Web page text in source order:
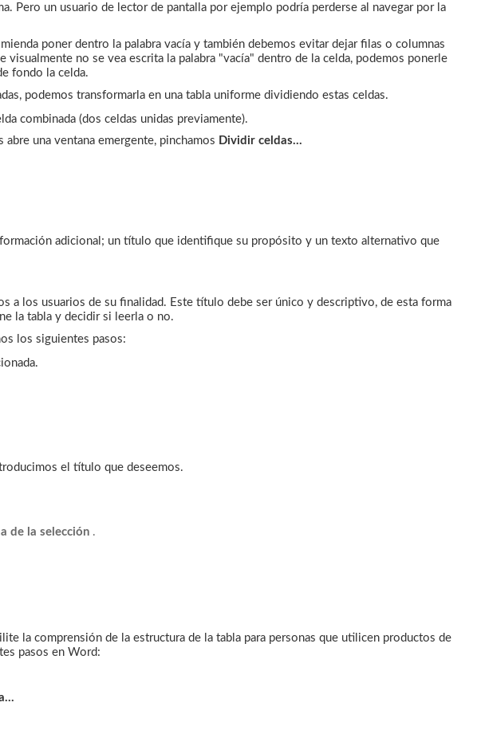
Pero un usuario de lector de pantalla por ejemplo podría perderse al navegar por la
poner dentro la palabra vacía y también debemos evitar dejar filas o columnas
visualmente no se vea escrita la palabra "vacía" dentro de la celda, podemos ponerle
fondo la celda.
podemos transformarla en una tabla uniforme dividiendo estas celdas.
combinada (dos celdas unidas previamente).
una ventana emergente, pinchamos Dividir celdas...
adicional; un título que identifique su propósito y un texto alternativo que
a los usuarios de su finalidad. Este título debe ser único y descriptivo, de esta forma
la tabla y decidir si leerla o no.
los siguientes pasos:
el título que deseemos.
de la selección .
la comprensión de la estructura de la tabla para personas que utilicen productos de
pasos en Word: